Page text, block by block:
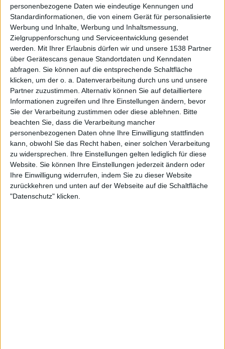
personenbezogene Daten wie eindeutige Kennungen und
Standardinformationen, die von einem Gerät für personalisierte
Werbung und Inhalte, Werbung und Inhaltsmessung,
Zielgruppenforschung und Serviceentwicklung gesendet
werden.
Mit Ihrer Erlaubnis dürfen wir und unsere 1538 Partner
über Gerätescans genaue Standortdaten und Kenndaten
abfragen. Sie können auf die entsprechende Schaltfläche
klicken, um der o. a. Datenverarbeitung durch uns und unsere
Partner zuzustimmen. Alternativ können Sie auf detailliertere
Informationen zugreifen und Ihre Einstellungen ändern, bevor
Sie der Verarbeitung zustimmen oder diese ablehnen.
Bitte
beachten Sie, dass die Verarbeitung mancher
personenbezogenen Daten ohne Ihre Einwilligung stattfinden
kann, obwohl Sie das Recht haben, einer solchen Verarbeitung
zu widersprechen. Ihre Einstellungen gelten lediglich für diese
Website. Sie können Ihre Einstellungen jederzeit ändern oder
Ihre Einwilligung widerrufen, indem Sie zu dieser Website
zurückkehren und unten auf der Webseite auf die Schaltfläche
"Datenschutz" klicken.
02.10.26
metal.de präsentiert
Dust Bolt - Thrash Is Back Tour 2026
Dust Bolt und Zerre
B-Hof, Würzburg
16.10.26
metal.de präsentiert
Dust Bolt - Thrash Is Back Tour 2026
Dust Bolt und Zerre
Z-Bau, Nürnberg
17.10.26
metal.de präsentiert
Dust Bolt - Thrash Is Back Tour 2026
Dust Bolt und Zerre
Nachtleben, Frankfurt/Main
Alle Konzerte vonDust BoltundHypocrisyanzeigen »
Mehr zu Dust Bolt, Hypocrisy und Survivors
Zero